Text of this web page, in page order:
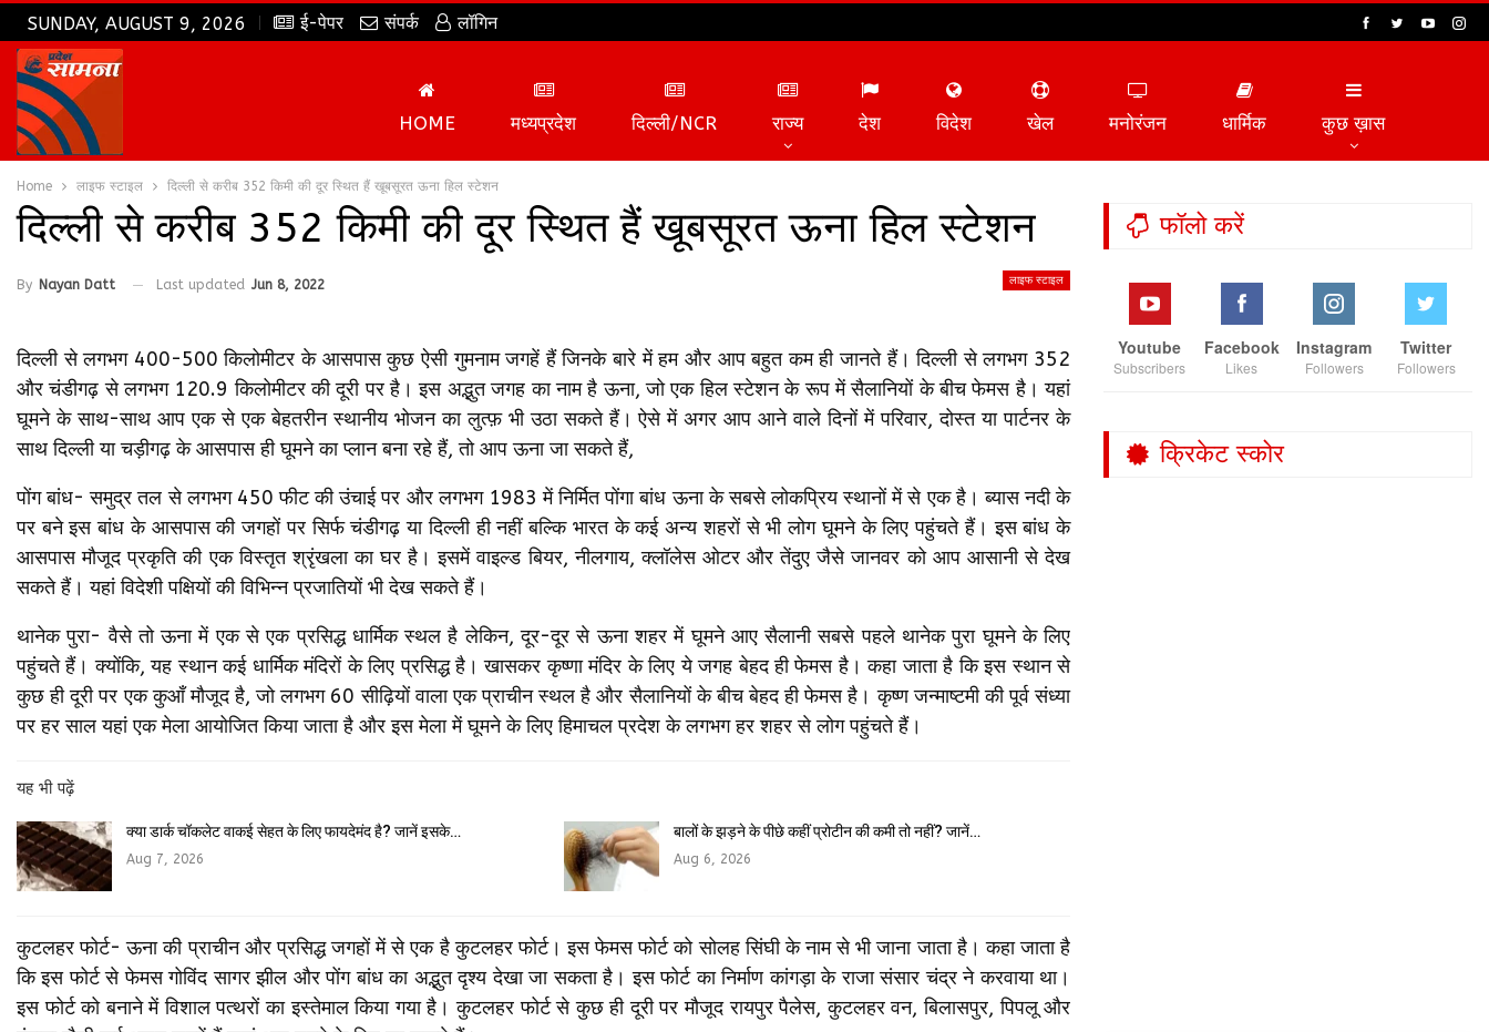
SUNDAY, AUGUST 9, 2026 ई-पेपर संपर्क लॉगिन
HOME मध्यप्रदेश दिल्ली/NCR राज्य देश विदेश खेल मनोरंजन धार्मिक कुछ ख़ास
Home लाइफ स्टाइल दिल्ली से करीब 352 किमी की दूर स्थित हैं खूबसूरत ऊना हिल स्टेशन
दिल्ली से करीब 352 किमी की दूर स्थित हैं खूबसूरत ऊना हिल स्टेशन
लाइफ स्टाइल
By Nayan Datt Last updated Jun 8, 2022
दिल्ली से लगभग 400-500 किलोमीटर के आसपास कुछ ऐसी गुमनाम जगहें हैं जिनके बारे में हम और आप बहुत कम ही जानते हैं। दिल्ली से लगभग 352
और चंडीगढ़ से लगभग 120.9 किलोमीटर की दूरी पर है। इस अद्भुत जगह का नाम है ऊना, जो एक हिल स्टेशन के रूप में सैलानियों के बीच फेमस है। यहां
घूमने के साथ-साथ आप एक से एक बेहतरीन स्थानीय भोजन का लुत्फ़ भी उठा सकते हैं। ऐसे में अगर आप आने वाले दिनों में परिवार, दोस्त या पार्टनर के
साथ दिल्ली या चड़ीगढ़ के आसपास ही घूमने का प्लान बना रहे हैं, तो आप ऊना जा सकते हैं,
पोंग बांध- समुद्र तल से लगभग 450 फीट की उंचाई पर और लगभग 1983 में निर्मित पोंगा बांध ऊना के सबसे लोकप्रिय स्थानों में से एक है। ब्यास नदी के
पर बने इस बांध के आसपास की जगहों पर सिर्फ चंडीगढ़ या दिल्ली ही नहीं बल्कि भारत के कई अन्य शहरों से भी लोग घूमने के लिए पहुंचते हैं। इस बांध के
आसपास मौजूद प्रकृति की एक विस्तृत श्रृंखला का घर है। इसमें वाइल्ड बियर, नीलगाय, क्लॉलेस ओटर और तेंदुए जैसे जानवर को आप आसानी से देख
सकते हैं। यहां विदेशी पक्षियों की विभिन्न प्रजातियों भी देख सकते हैं।
थानेक पुरा- वैसे तो ऊना में एक से एक प्रसिद्ध धार्मिक स्थल है लेकिन, दूर-दूर से ऊना शहर में घूमने आए सैलानी सबसे पहले थानेक पुरा घूमने के लिए
पहुंचते हैं। क्योंकि, यह स्थान कई धार्मिक मंदिरों के लिए प्रसिद्ध है। खासकर कृष्णा मंदिर के लिए ये जगह बेहद ही फेमस है। कहा जाता है कि इस स्थान से
कुछ ही दूरी पर एक कुआँ मौजूद है, जो लगभग 60 सीढ़ियों वाला एक प्राचीन स्थल है और सैलानियों के बीच बेहद ही फेमस है। कृष्ण जन्माष्टमी की पूर्व संध्या
पर हर साल यहां एक मेला आयोजित किया जाता है और इस मेला में घूमने के लिए हिमाचल प्रदेश के लगभग हर शहर से लोग पहुंचते हैं।
यह भी पढ़ें
क्या डार्क चॉकलेट वाकई सेहत के लिए फायदेमंद है? जानें इसके…
Aug 7, 2026
बालों के झड़ने के पीछे कहीं प्रोटीन की कमी तो नहीं? जानें…
Aug 6, 2026
कुटलहर फोर्ट- ऊना की प्राचीन और प्रसिद्ध जगहों में से एक है कुटलहर फोर्ट। इस फेमस फोर्ट को सोलह सिंघी के नाम से भी जाना जाता है। कहा जाता है
कि इस फोर्ट से फेमस गोविंद सागर झील और पोंग बांध का अद्भुत दृश्य देखा जा सकता है। इस फोर्ट का निर्माण कांगड़ा के राजा संसार चंद्र ने करवाया था।
इस फोर्ट को बनाने में विशाल पत्थरों का इस्तेमाल किया गया है। कुटलहर फोर्ट से कुछ ही दूरी पर मौजूद रायपुर पैलेस, कुटलहर वन, बिलासपुर, पिपलू और
फॉलो करें
Youtube
Subscribers
Facebook
Likes
Instagram
Followers
Twitter
Followers
क्रिकेट स्कोर